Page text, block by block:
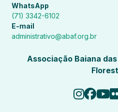
WhatsApp
(71) 3342-6102
E-mail
administrativo@abaf.org.br
Associação Baiana